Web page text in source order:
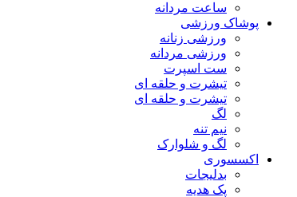
ساعت مردانه
پوشاک ورزشی
ورزشی زنانه
ورزشی مردانه
ست اسپرت
تیشرت و حلقه ای
تیشرت و حلقه ای
لگ
نیم تنه
لگ و شلوارک
اکسسوری
بدلیجات
پک هدیه